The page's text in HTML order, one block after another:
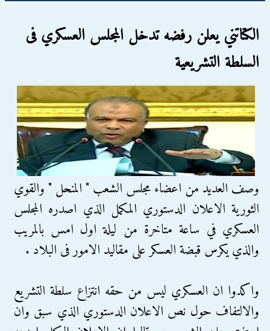
الكتاتني يعلن رفضه تدخل المجلس العسكري فى
السلطة التشريعية
وصف العديد من اعضاء مجلس الشعب " المنحل " والقوي
الثورية الاعلان الدستوري المكمل الذي اصدره المجلس
العسكري في ساعة متاخرة من ليلة اول امس بالمريب
والذي يكرس قبضة العسكر على مقاليد الامور فى البلاد .
واكدوا ان العسكري ليس من حقه انتزاع سلطة التشريع
والالتفاف حول نص الاعلان الدستوري الذي سبق وان